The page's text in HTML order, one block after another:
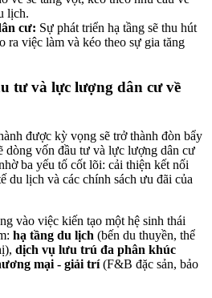
lịch.
cư: Sự phát triển hạ tầng sẽ thu hút
ra việc làm và kéo theo sự gia tăng
tư và lực lượng dân cư về
được kỳ vọng sẽ trở thành đòn bẩy
dòng vốn đầu tư và lực lượng dân cư
ba yếu tố cốt lõi: cải thiện kết nối
du lịch và các chính sách ưu đãi của
vào việc kiến tạo một hệ sinh thái
hạ tầng du lịch (bến du thuyền, thể
dịch vụ lưu trú đa phân khúc
mại - giải trí(F&B đặc sản, bảo